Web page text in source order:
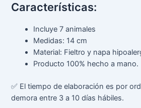
Características:
Incluye 7 animales
Medidas: 14 cm
Material: Fieltro y napa
Producto 100% hecho a mano.
✅ El tiempo de elaboración es por
demora entre 3 a 10 días hábiles.